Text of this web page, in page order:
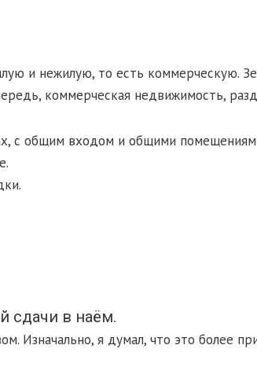
и нежилую, то есть коммерческую.
коммерческая недвижимость,
с общим входом и общими
сдачи в наём.
я думал, что это более